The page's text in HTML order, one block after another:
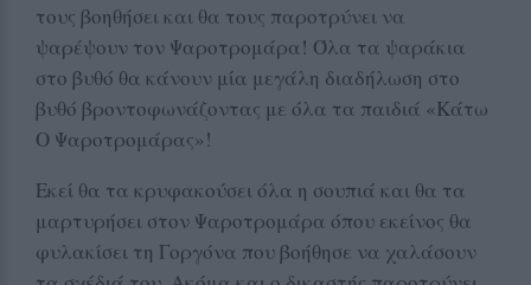
τους βοηθήσει και θα τους παροτρύνει να
ψαρέψουν τον Ψαροτρομάρα! Όλα τα ψαράκια
στο βυθό θα κάνουν μία μεγάλη διαδήλωση στο
βυθό βροντοφωνάζοντας με όλα τα παιδιά «Κάτω
Ο Ψαροτρομάρας»!
Εκεί θα τα κρυφακούσει όλα η σουπιά και θα τα
μαρτυρήσει στον Ψαροτρομάρα όπου εκείνος θα
φυλακίσει τη Γοργόνα που βοήθησε να χαλάσουν